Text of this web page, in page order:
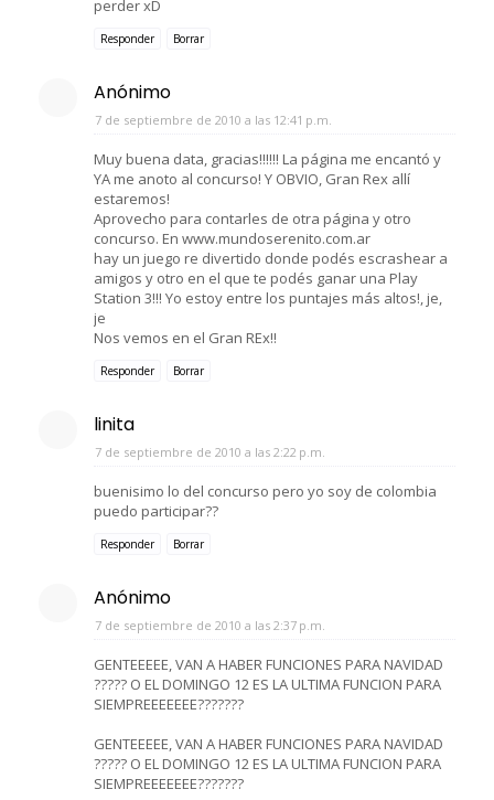
perder xD
Responder Borrar
Anónimo
7 de septiembre de 2010 a las 12:41 p.m.
Muy buena data, gracias!!!!!! La página me encantó y
YA me anoto al concurso! Y OBVIO, Gran Rex allí
estaremos!
Aprovecho para contarles de otra página y otro
concurso. En www.mundoserenito.com.ar
hay un juego re divertido donde podés escrashear a
amigos y otro en el que te podés ganar una Play
Station 3!!! Yo estoy entre los puntajes más altos!, je,
je
Nos vemos en el Gran REx!!
Responder Borrar
linita
7 de septiembre de 2010 a las 2:22 p.m.
buenisimo lo del concurso pero yo soy de colombia
puedo participar??
Responder Borrar
Anónimo
7 de septiembre de 2010 a las 2:37 p.m.
GENTEEEEE, VAN A HABER FUNCIONES PARA NAVIDAD
????? O EL DOMINGO 12 ES LA ULTIMA FUNCION PARA
SIEMPREEEEEEE???????
GENTEEEEE, VAN A HABER FUNCIONES PARA NAVIDAD
????? O EL DOMINGO 12 ES LA ULTIMA FUNCION PARA
SIEMPREEEEEEE???????